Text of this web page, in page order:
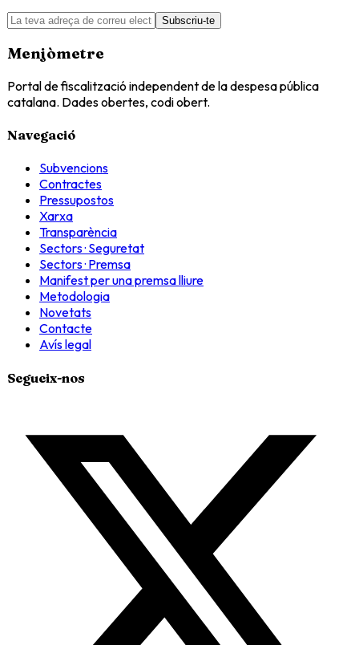
Subscriu-te
Menjòmetre
Portal de fiscalització independent de la despesa pública
catalana. Dades obertes, codi obert.
Navegació
Subvencions
Contractes
Pressupostos
Xarxa
Transparència
Sectors · Seguretat
Sectors · Premsa
Manifest per una premsa lliure
Metodologia
Novetats
Contacte
Avís legal
Segueix-nos